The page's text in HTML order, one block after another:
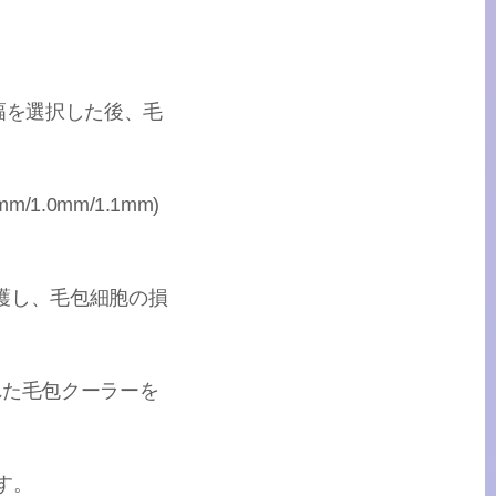
選択した後、毛
1.0mm/1.1mm)
し、毛包細胞の損
毛包クーラーを